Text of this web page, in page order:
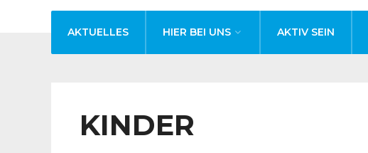
AKTUELLES HIER BEI UNS AKTIV SEIN
KINDER